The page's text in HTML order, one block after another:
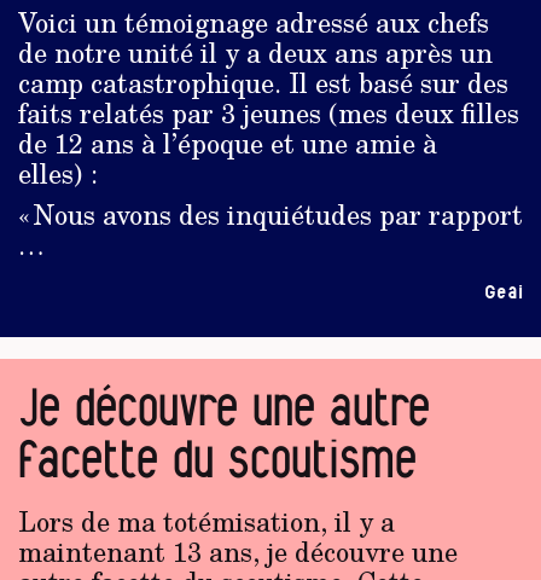
Voici un témoignage adressé aux chefs
de notre unité il y a deux ans après un
camp catastrophique. Il est basé sur des
faits relatés par 3 jeunes (mes deux filles
de 12 ans à l’époque et une amie à
elles) :
« Nous avons des inquiétudes par rapport
…
Geai
Je découvre une autre
facette du scoutisme
Lors de ma totémisation, il y a
maintenant 13 ans, je découvre une